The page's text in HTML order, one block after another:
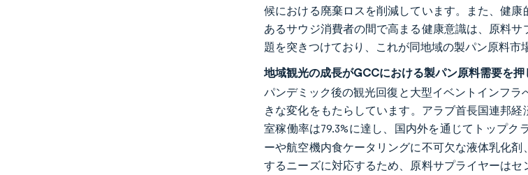
候における廃棄ロスを削減しています。また、健
あるサウジ消費者の間で高まる健康意識は、原料
題を突きつけており、これが同地域の製パン原料市
地域観光の成長がGCCにおける製パン原料需要を押
パンデミック後の観光回復と大型イベントインフ
きな変化をもたらしています。アラブ首長国連邦
室稼働率は79.3%に達し、国内外を通じてトップク
ーや航空機内食ケータリングに不可欠な液体乳化
するニーズに対応するため、原料サプライヤーは